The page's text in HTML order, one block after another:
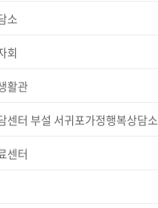
소
회
활관
센터 부설 서귀포가정행복상담소
센터